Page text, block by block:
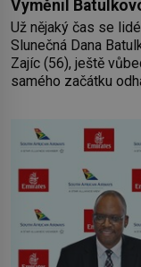
Vyměnil
Už nějaký čas se
Slunečná Dana
Zajíc (56), ještě vůbec spolu. Herečka
samého začátku